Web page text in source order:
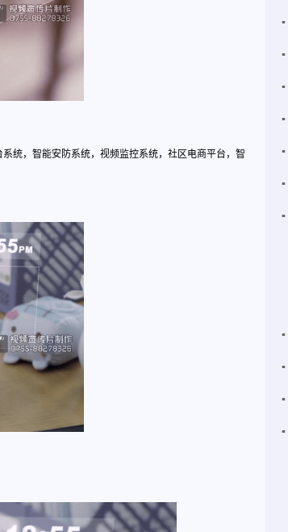
统，智能安防系统，视频监控系统，社区电商平台，智